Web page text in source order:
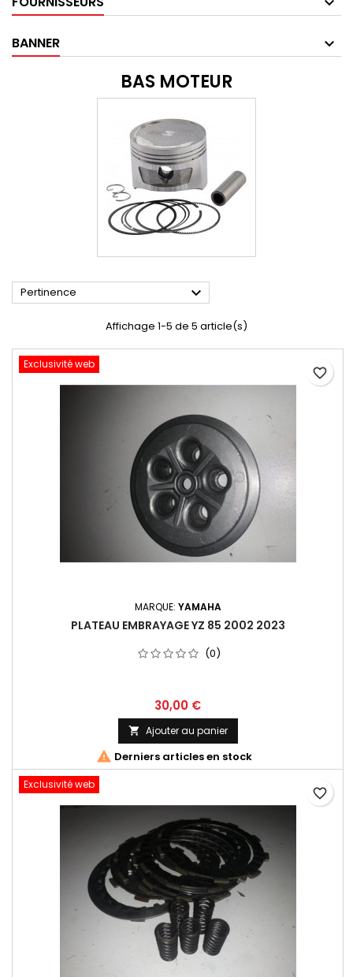
BANNER
BAS MOTEUR
Pertinence 
Affichage 1-5 de 5 article(s)
Exclusivité web
MARQUE: YAMAHA
PLATEAU EMBRAYAGE YZ 85 2002 2023
(0)
30,00 €
 Ajouter au panier
 Derniers articles en stock
favorite_border
Exclusivité web
favorite_border